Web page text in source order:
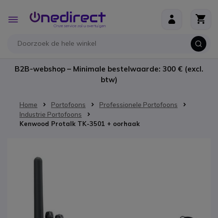
Toggle
Nav
B2B-webshop – Minimale bestelwaarde: 300 € (excl.
btw)
Home Portofoons
Professionele Portofoons
Industrie Portofoons
Kenwood Protalk TK-3501 + oorhaak